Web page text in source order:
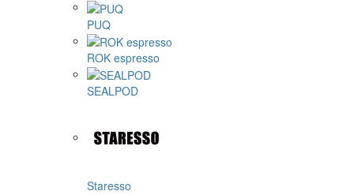
PUQ
ROK espresso
SEALPOD
Staresso